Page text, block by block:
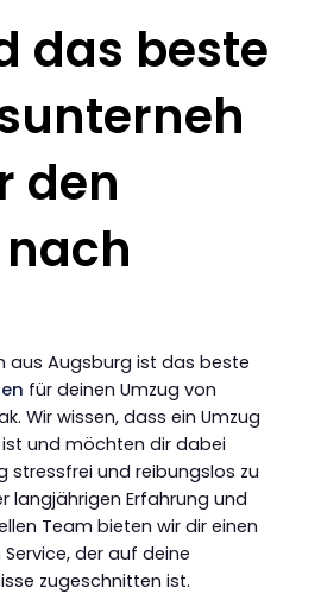
das beste
den
aus Augsburg ist das beste
für deinen Umzug von
Wir wissen, dass ein Umzug
und möchten dir dabei
stressfrei und reibungslos zu
langjährigen Erfahrung und
Team bieten wir dir einen
der auf deine
zugeschnitten ist.